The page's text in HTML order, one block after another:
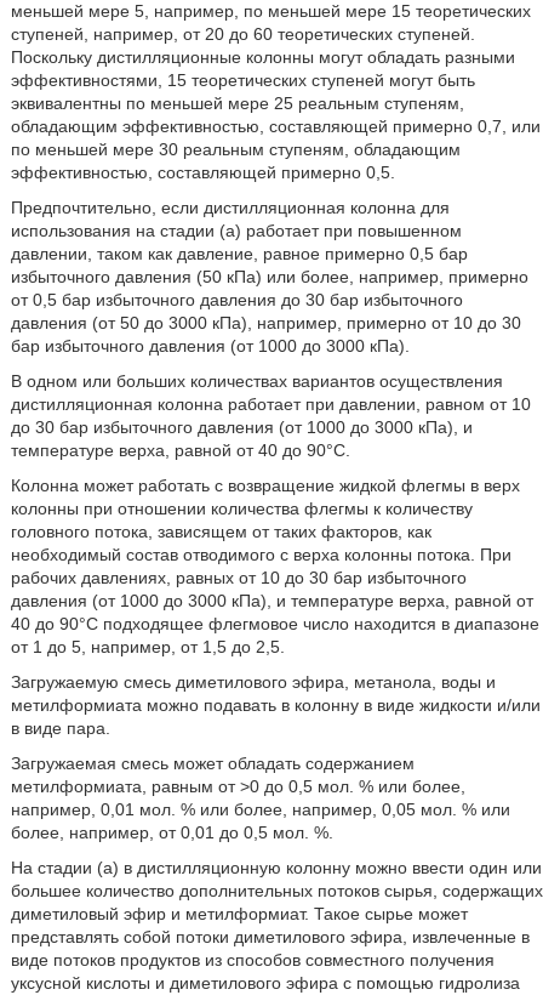
меньшей мере 5, например, по меньшей мере 15 теоретических
ступеней, например, от 20 до 60 теоретических ступеней.
Поскольку дистилляционные колонны могут обладать разными
эффективностями, 15 теоретических ступеней могут быть
эквивалентны по меньшей мере 25 реальным ступеням,
обладающим эффективностью, составляющей примерно 0,7, или
по меньшей мере 30 реальным ступеням, обладающим
эффективностью, составляющей примерно 0,5.
Предпочтительно, если дистилляционная колонна для
использования на стадии (а) работает при повышенном
давлении, таком как давление, равное примерно 0,5 бар
избыточного давления (50 кПа) или более, например, примерно
от 0,5 бар избыточного давления до 30 бар избыточного
давления (от 50 до 3000 кПа), например, примерно от 10 до 30
бар избыточного давления (от 1000 до 3000 кПа).
В одном или больших количествах вариантов осуществления
дистилляционная колонна работает при давлении, равном от 10
до 30 бар избыточного давления (от 1000 до 3000 кПа), и
температуре верха, равной от 40 до 90°С.
Колонна может работать с возвращение жидкой флегмы в верх
колонны при отношении количества флегмы к количеству
головного потока, зависящем от таких факторов, как
необходимый состав отводимого с верха колонны потока. При
рабочих давлениях, равных от 10 до 30 бар избыточного
давления (от 1000 до 3000 кПа), и температуре верха, равной от
40 до 90°С подходящее флегмовое число находится в диапазоне
от 1 до 5, например, от 1,5 до 2,5.
Загружаемую смесь диметилового эфира, метанола, воды и
метилформиата можно подавать в колонну в виде жидкости и/или
в виде пара.
Загружаемая смесь может обладать содержанием
метилформиата, равным от >0 до 0,5 мол. % или более,
например, 0,01 мол. % или более, например, 0,05 мол. % или
более, например, от 0,01 до 0,5 мол. %.
На стадии (а) в дистилляционную колонну можно ввести один или
большее количество дополнительных потоков сырья, содержащих
диметиловый эфир и метилформиат. Такое сырье может
представлять собой потоки диметилового эфира, извлеченные в
виде потоков продуктов из способов совместного получения
уксусной кислоты и диметилового эфира с помощью гидролиза